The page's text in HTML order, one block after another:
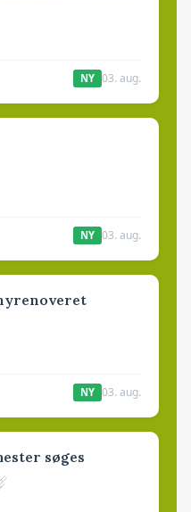
NY 03. aug.
NY 03. aug.
NY 03. aug.
søges